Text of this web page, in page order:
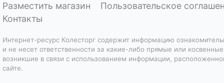
Разместить магазин
Пользовательское
Контакты
Интернет-ресурс Колесторг содержит информацию
и не несет ответственности за какие-либо прямые или
возникшие в связи с использованием информации,
сайте.